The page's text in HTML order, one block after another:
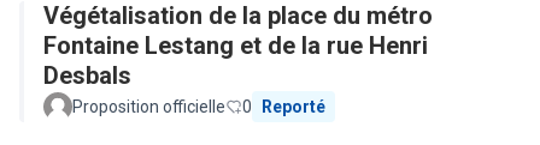
Végétalisation de la place du métro
Fontaine Lestang et de la rue Henri
Desbals
Proposition officielle 0 Reporté